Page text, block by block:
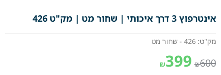
אינטרפוץ 3 דרך איכותי | שחור מט | מק"ט 426
מק"ט: 426 - שחור מט
₪600
₪399